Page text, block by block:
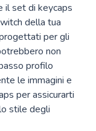
il set di keycaps
della tua
per gli
non
profilo
le immagini e
per assicurarti
stile degli